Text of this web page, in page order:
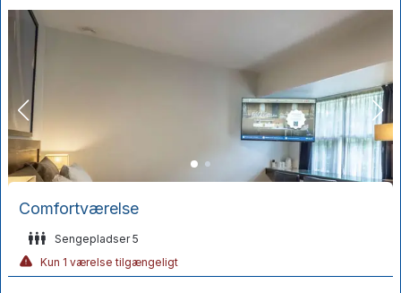
Comfortværelse
Sengepladser 5
Kun 1 værelse tilgængeligt